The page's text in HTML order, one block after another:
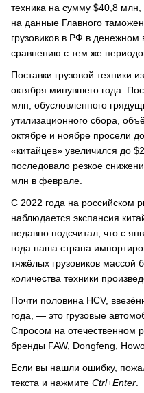
техника на сумму $40,8
на данные Главного
грузовиков в РФ в
сравнению с тем же
Поставки грузовой техники
октября минувшего года.
млн, обусловленного
утилизационного сбора,
октябре и ноябре просели
«китайцев» увеличился до
последовало резкое
млн в феврале.
С 2022 года на российском
наблюдается экспансия
недавно подсчитал, что с
года наша страна
тяжёлых грузовиков массой
количества техники
Почти половина HCV,
года, — это грузовые
Спросом на отечественном
бренды FAW, Dongfeng,
Если вы нашли ошибку,
текста и нажмите Ctrl+Enter